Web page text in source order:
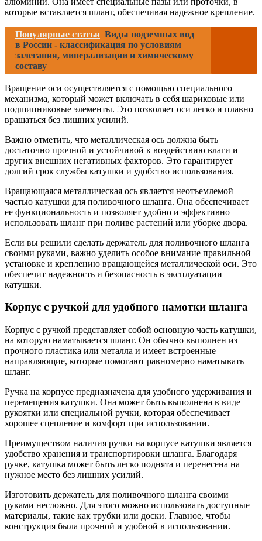
которые вставляется шланг, обеспечивая надежное крепление.
Популярные статьи Виды подземных вод
в России - классификация по условиям
залегания, минерализации и химическому
составу
Вращение оси осуществляется с помощью специального
механизма, который может включать в себя шариковые или
подшипниковые элементы. Это позволяет оси легко и плавно
вращаться без лишних усилий.
Важно отметить, что металлическая ось должна быть
достаточно прочной и устойчивой к воздействию влаги и
других внешних негативных факторов. Это гарантирует
долгий срок службы катушки и удобство использования.
Вращающаяся металлическая ось является неотъемлемой
частью катушки для поливочного шланга. Она обеспечивает
ее функциональность и позволяет удобно и эффективно
использовать шланг при поливе растений или уборке двора.
Если вы решили сделать держатель для поливочного шланга
своими руками, важно уделить особое внимание правильной
установке и креплению вращающейся металлической оси. Это
обеспечит надежность и безопасность в эксплуатации
катушки.
Корпус с ручкой для удобного намотки шланга
Корпус с ручкой представляет собой основную часть катушки,
на которую наматывается шланг. Он обычно выполнен из
прочного пластика или металла и имеет встроенные
направляющие, которые помогают равномерно наматывать
шланг.
Ручка на корпусе предназначена для удобного удерживания и
перемещения катушки. Она может быть выполнена в виде
рукоятки или специальной ручки, которая обеспечивает
хорошее сцепление и комфорт при использовании.
Преимуществом наличия ручки на корпусе катушки является
удобство хранения и транспортировки шланга. Благодаря
ручке, катушка может быть легко поднята и перенесена на
нужное место без лишних усилий.
Изготовить держатель для поливочного шланга своими
руками несложно. Для этого можно использовать доступные
материалы, такие как трубки или доски. Главное, чтобы
конструкция была прочной и удобной в использовании.